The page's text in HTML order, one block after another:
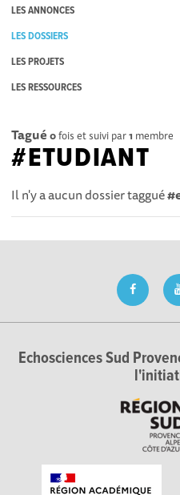
LES ANNONCES
LES DOSSIERS
LES PROJETS
LES RESSOURCES
Tagué 0fois et suivi par1 membre
#ETUDIANT
Il n'y a aucun dossier taggué
Echosciences Sud